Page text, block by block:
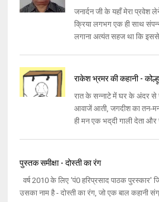
जनार्दन जी के यहाँ मेरा
क्रिया लगभग एक ही साथ
लगाना अत्यंत सहज था कि
राकेश भ्रमर की कहानी -
रात के सन्‍नाटे में घर के अंदर से
आवाजें आती, जगदीश का तन-
ही मन एक भद्‌दी गाली देता और
पुस्‍तक समीक्षा - दोस्‍ती का रंग
वर्ष 2010 के लिए ‘पं0 हरिप्रसाद पाठक पुरस्‍कार'
उसका नाम है - दोस्‍ती का रंग, जो एक बाल कहानी